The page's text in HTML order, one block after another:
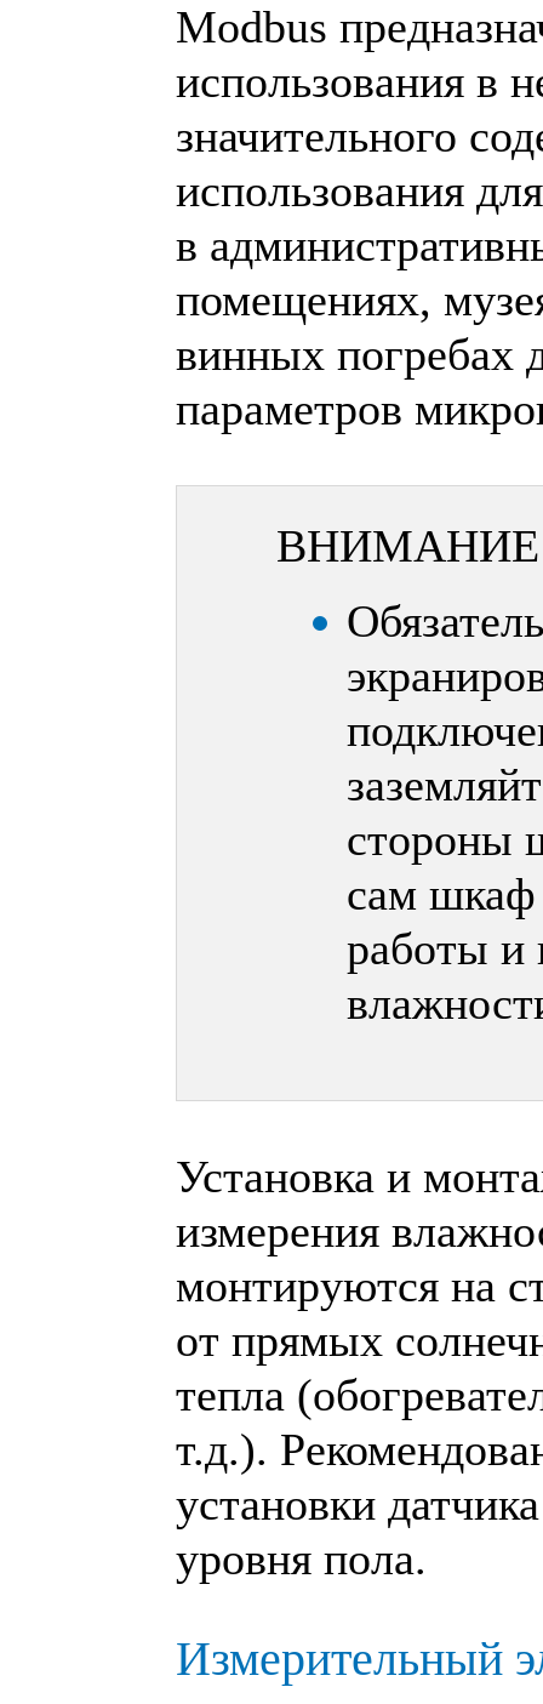
Modbus
использования в
значительного
использования
в
помещениях,
винных погребах
параметров
стороны
сам шкаф
работы и
Установка и
измерения
монтируются на
от прямых
тепла
т.д.).
установки
уровня пола.
Измерительный